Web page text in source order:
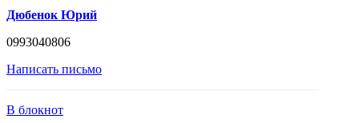
Дюбенок Юрий
0993040806
Написать письмо
В блокнот